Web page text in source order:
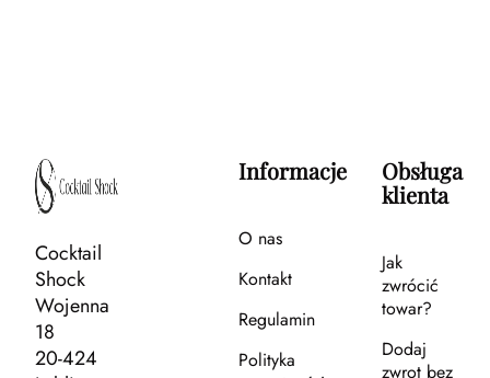
Cocktail
Shock
Wojenna
18
20-424
Informacje
O nas
Kontakt
Regulamin
Polityka
Obsługa
klienta
Jak
zwrócić
towar?
Dodaj
zwrot bez